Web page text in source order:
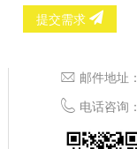
提交需求
邮件地址：
电话咨询：